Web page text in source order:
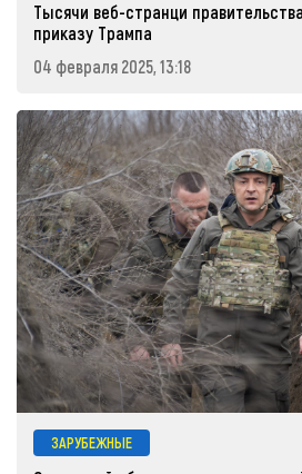
Тысячи веб-странци
приказу Трампа
04 февраля 2025, 13:18
ЗАРУБЕЖНЫЕ